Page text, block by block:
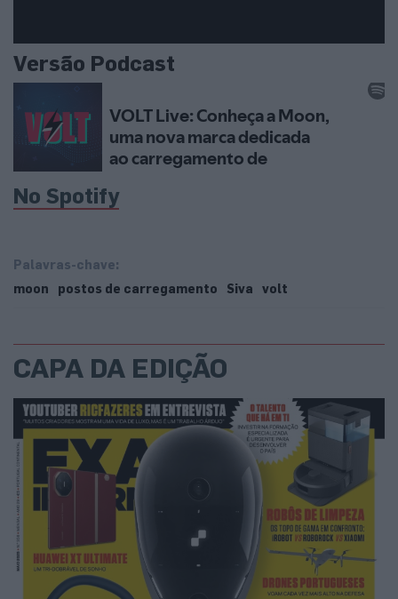
Versão Podcast
No Spotify
Palavras-chave:
moon
postos de carregamento Siva volt
CAPA DA EDIÇÃO